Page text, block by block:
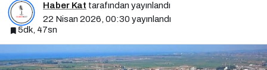
Haber Kat tarafından yayınlandı
22 Nisan 2026, 00:30 yayınlandı
5dk, 47sn